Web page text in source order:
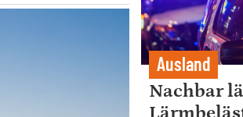
Ausland
Nachbar